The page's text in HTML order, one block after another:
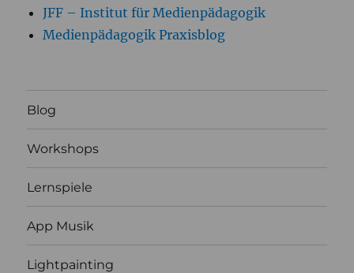
JFF – Institut für Medienpädagogik
Medienpädagogik Praxisblog
Blog
Workshops
Lernspiele
App Musik
Lightpainting